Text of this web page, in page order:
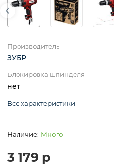
Производитель
ЗУБР
Блокировка шпинделя
нет
Все характеристики
Много
3 179 р